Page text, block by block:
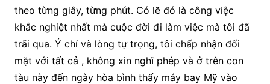
theo từng giây, từng phút. Có lẽ đó là công việc
khắc nghiệt nhất mà cuộc đời đi làm việc mà tôi đã
trãi qua. Ý chí và lòng tự trọng, tôi chấp nhận đối
mặt với tất cả , không xin nghĩ phép và ở trên con
tàu này đến ngày hòa bình thấy máy bay Mỹ vào